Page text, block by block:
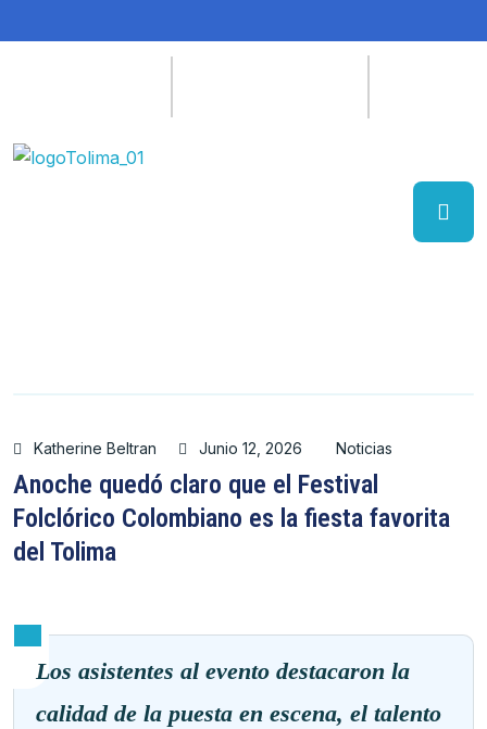
Katherine Beltran Junio 12, 2026 Noticias
Anoche quedó claro que el Festival
Folclórico Colombiano es la fiesta favorita
del Tolima
Los asistentes al evento destacaron la
calidad de la puesta en escena, el talento